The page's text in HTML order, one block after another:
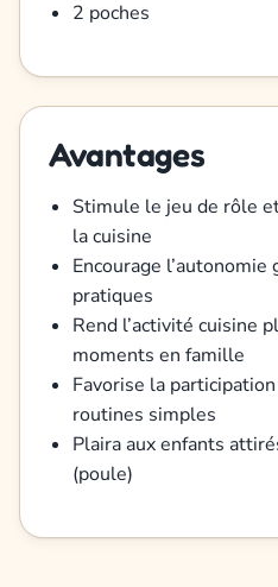
2 poches
Avantages
Stimule le jeu de rôle
la cuisine
Encourage l’autonomie
pratiques
Rend l’activité cuisine
moments en famille
Favorise la participation
routines simples
Plaira aux enfants
(poule)